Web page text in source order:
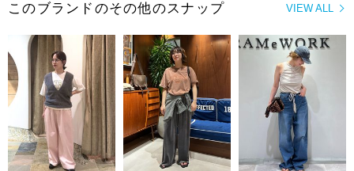
VIEW ALL
このブランドのその他のスナップ